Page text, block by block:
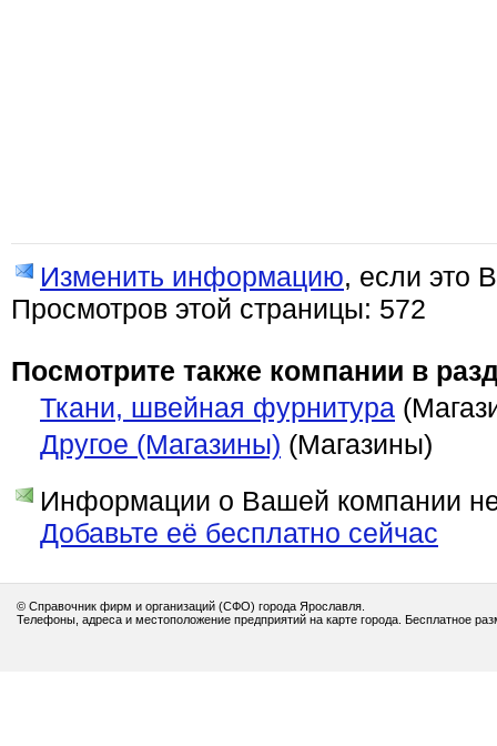
Изменить информацию, если это
Просмотров этой страницы: 572
Посмотрите также компании в
Ткани, швейная фурнитура
Другое (Магазины) (Магазины)
Информации о Вашей компании
Добавьте её бесплатно сейчас
© Справочник фирм и организаций (СФО) города Ярославля.
Телефоны, адреса и местоположение предприятий на карте города. Бесплатное